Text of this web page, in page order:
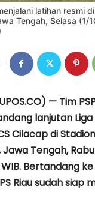
latihan resmi
Tengah, Selasa (1/
— Tim
lanjutan Liga
Cilacap di
Tengah,
WIB. Bertandang
Riau sudah siap